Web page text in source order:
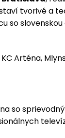
tvorivé a
so
KC Arténa,
so